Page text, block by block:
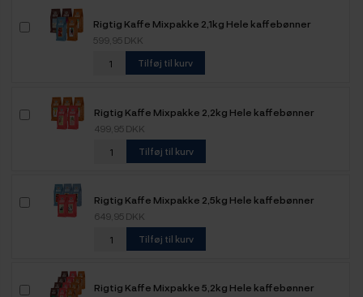
Rigtig Kaffe Mixpakke 2,1kg Hele kaffebønner
599,95 DKK
Tilføj til kurv
Rigtig Kaffe Mixpakke 2,2kg Hele kaffebønner
499,95 DKK
Tilføj til kurv
Rigtig Kaffe Mixpakke 2,5kg Hele kaffebønner
649,95 DKK
Tilføj til kurv
Rigtig Kaffe Mixpakke 5,2kg Hele kaffebønner